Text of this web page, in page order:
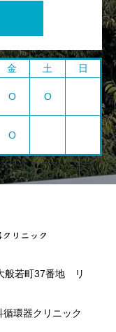
金 土
日
O O
O
般若町37番地 リ
環器クリニック